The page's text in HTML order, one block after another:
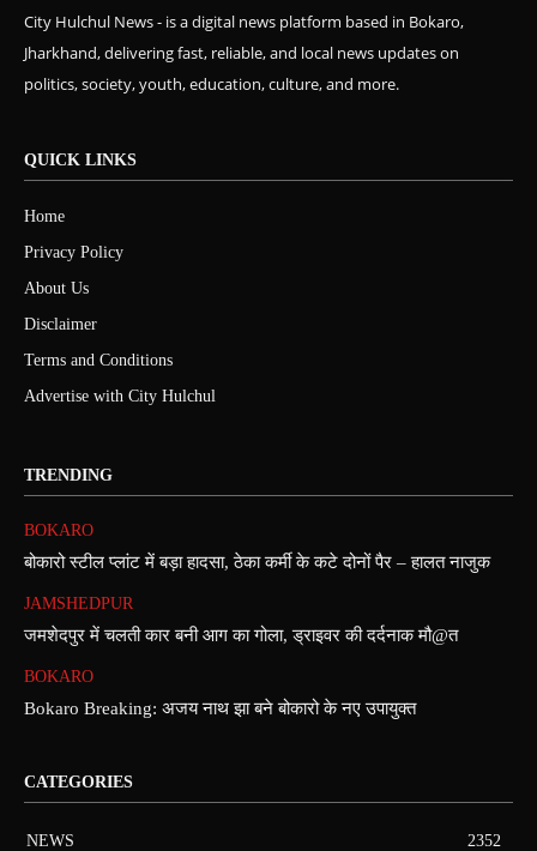
City Hulchul News - is a digital news platform based in Bokaro,
Jharkhand, delivering fast, reliable, and local news updates on
politics, society, youth, education, culture, and more.
QUICK LINKS
Home
Privacy Policy
About Us
Disclaimer
Terms and Conditions
Advertise with City Hulchul
TRENDING
BOKARO
बोकारो स्टील प्लांट में बड़ा हादसा, ठेका कर्मी के कटे दोनों पैर – हालत नाजुक
JAMSHEDPUR
जमशेदपुर में चलती कार बनी आग का गोला, ड्राइवर की दर्दनाक मौ@त
BOKARO
Bokaro Breaking: अजय नाथ झा बने बोकारो के नए उपायुक्त
CATEGORIES
NEWS
2352